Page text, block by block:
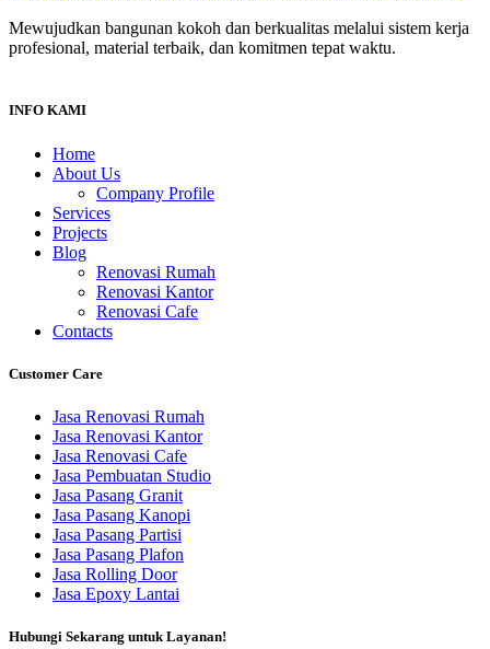
Mewujudkan bangunan kokoh dan berkualitas melalui sistem kerja
profesional, material terbaik, dan komitmen tepat waktu.
INFO KAMI
Home
About Us
Company Profile
Services
Projects
Blog
Renovasi Rumah
Renovasi Kantor
Renovasi Cafe
Contacts
Customer Care
Jasa Renovasi Rumah
Jasa Renovasi Kantor
Jasa Renovasi Cafe
Jasa Pembuatan Studio
Jasa Pasang Granit
Jasa Pasang Kanopi
Jasa Pasang Partisi
Jasa Pasang Plafon
Jasa Rolling Door
Jasa Epoxy Lantai
Hubungi Sekarang untuk Layanan!